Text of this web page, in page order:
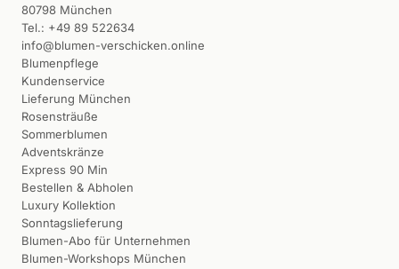
80798 München
Tel.: +49 89 522634
info@blumen-verschicken.online
Blumenpflege
Kundenservice
Lieferung München
Rosensträuße
Sommerblumen
Adventskränze
Express 90 Min
Bestellen & Abholen
Luxury Kollektion
Sonntagslieferung
Blumen-Abo für Unternehmen
Blumen-Workshops München